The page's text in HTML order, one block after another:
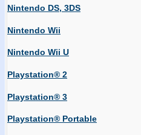
Nintendo DS, 3DS
Nintendo Wii
Nintendo Wii U
Playstation® 2
Playstation® 3
Playstation® Portable